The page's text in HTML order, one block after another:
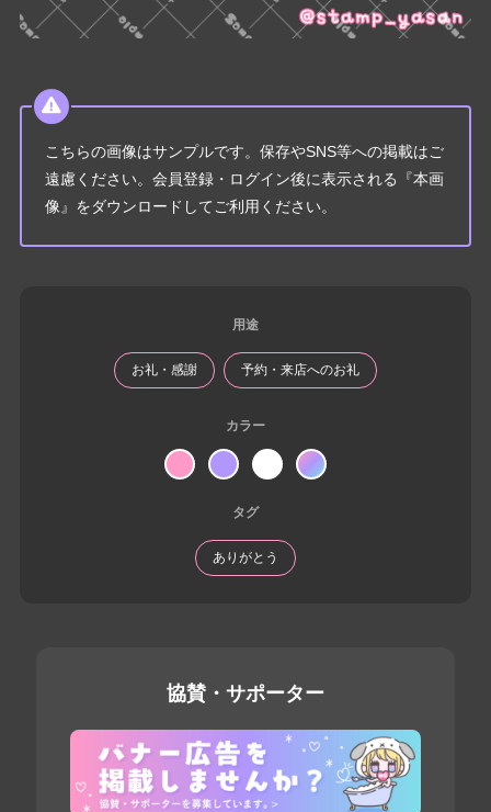
こちらの画像はサンプルです。保存やSNS等への掲載はご
遠慮ください。会員登録・ログイン後に表示される『本画
像』をダウンロードしてご利用ください。
用途
お礼・感謝 予約・来店へのお礼
カラー
タグ
ありがとう
協賛・サポーター